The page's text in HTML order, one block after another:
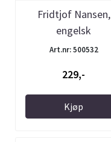
Fridtjof Nansen,
engelsk
Art.nr: 500532
229,-
Kjøp